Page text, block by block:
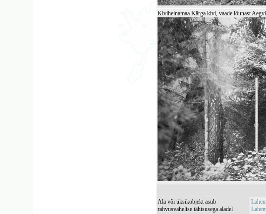
Kiviheinamaa Kärga kivi, vaade lõunast
Ala või üksikobjekt asub
rahvusvahelise tähtsusega aladel